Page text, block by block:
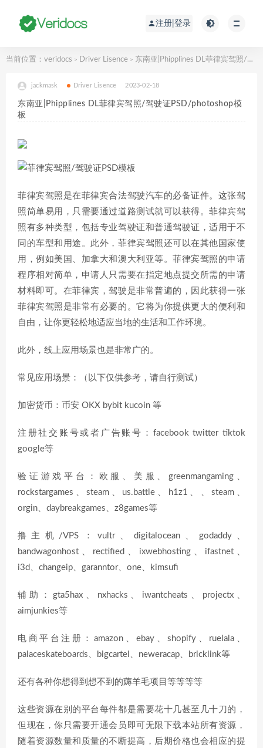
注册|登录
当前位置： veridocs > Driver Lisence > 东南亚|Phipplines DL菲律宾驾照/驾驶证PSD/photoshop模板
jackmask Driver Lisence 2023-02-18
东南亚|Phipplines DL菲律宾驾照/驾驶证PSD/photoshop模
板
菲律宾驾照是在菲律宾合法驾驶汽车的必备证件。这张驾
照简单易用，只需要通过道路测试就可以获得。菲律宾驾
照有多种类型，包括专业驾驶证和普通驾驶证，适用于不
同的车型和用途。此外，菲律宾驾照还可以在其他国家使
用，例如美国、加拿大和澳大利亚等。菲律宾驾照的申请
程序相对简单，申请人只需要在指定地点提交所需的申请
材料即可。在菲律宾，驾驶是非常普遍的，因此获得一张
菲律宾驾照是非常有必要的。它将为你提供更大的便利和
自由，让你更轻松地适应当地的生活和工作环境。
此外，线上应用场景也是非常广的。
常见应用场景：（以下仅供参考，请自行测试）
加密货币：币安 OKX bybit kucoin 等
注册社交账号或者广告账号：facebook twitter tiktok
google等
验证游戏平台：欧服、美服、greenmangaming、
rockstargames、steam、us.battle、h1z1、、steam、
orgin、daybreakgames、z8games等
撸主机/VPS：vultr、digitalocean、godaddy、
bandwagonhost、rectified、ixwebhosting、ifastnet、
i3d、changeip、garanntor、one、kimsufi
辅助：gta5hax、nxhacks、iwantcheats、projectx、
aimjunkies等
电商平台注册：amazon、ebay、shopify、ruelala、
palaceskateboards、bigcartel、neweracap、bricklink等
还有各种你想得到想不到的薅羊毛项目等等等等
这些资源在别的平台每件都是需要花十几甚至几十刀的，
但现在，你只需要开通会员即可无限下载本站所有资源，
随着资源数量和质量的不断提高，后期价格也会相应的提